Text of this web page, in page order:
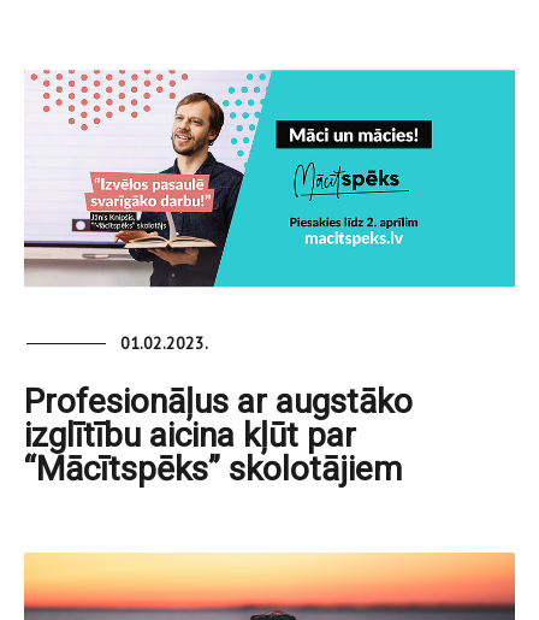
01.02.2023.
Profesionāļus ar augstāko
izglītību aicina kļūt par
“Mācītspēks” skolotājiem